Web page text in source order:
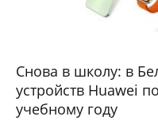
Снова в школу: в
устройств Huawei
учебному году